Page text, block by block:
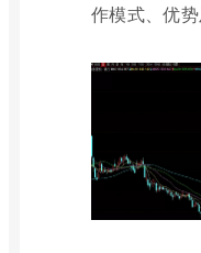
作模式、优势